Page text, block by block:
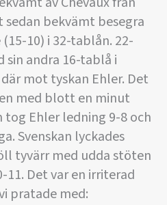
bekvämt besegra
10) i 32-tablån. 22-
sin andra 16-tablå i
mot tyskan Ehler. Det
med blott en minut
Ehler ledning 9-8 och
Svenskan lyckades
tyvärr med udda stöten
Det var en irriterad
pratade med: